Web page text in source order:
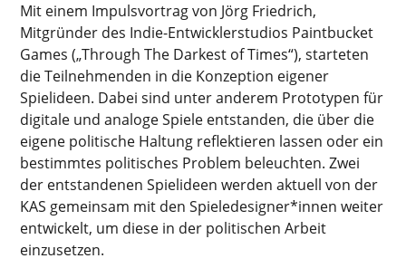
Mit einem Impulsvortrag von Jörg Friedrich,
Mitgründer des Indie-Entwicklerstudios Paintbucket
Games („Through The Darkest of Times“), starteten
die Teilnehmenden in die Konzeption eigener
Spielideen. Dabei sind unter anderem Prototypen für
digitale und analoge Spiele entstanden, die über die
eigene politische Haltung reflektieren lassen oder ein
bestimmtes politisches Problem beleuchten. Zwei
der entstandenen Spielideen werden aktuell von der
KAS gemeinsam mit den Spieledesigner*innen weiter
entwickelt, um diese in der politischen Arbeit
einzusetzen.